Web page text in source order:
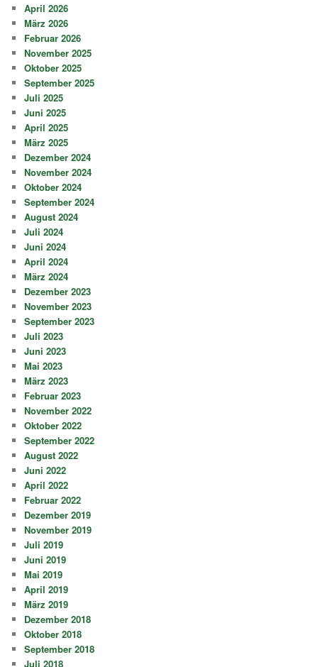
April 2026
März 2026
Februar 2026
November 2025
Oktober 2025
September 2025
Juli 2025
Juni 2025
April 2025
März 2025
Dezember 2024
November 2024
Oktober 2024
September 2024
August 2024
Juli 2024
Juni 2024
April 2024
März 2024
Dezember 2023
November 2023
September 2023
Juli 2023
Juni 2023
Mai 2023
März 2023
Februar 2023
November 2022
Oktober 2022
September 2022
August 2022
Juni 2022
April 2022
Februar 2022
Dezember 2019
November 2019
Juli 2019
Juni 2019
Mai 2019
April 2019
März 2019
Dezember 2018
Oktober 2018
September 2018
Juli 2018